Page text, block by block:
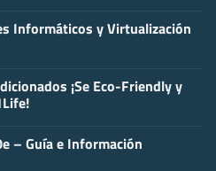
Informáticos y Virtualización
¡Se Eco-Friendly y
– Guía e Información